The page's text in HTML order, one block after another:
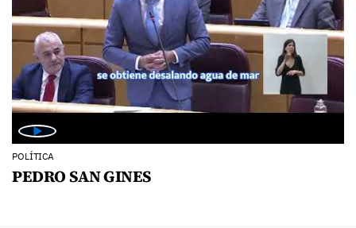
POLÍTICA
PEDRO SAN GINES